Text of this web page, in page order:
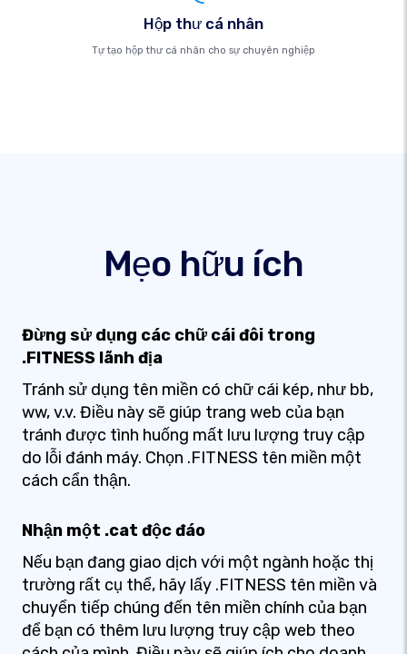
Hộp thư cá nhân
Tự tạo hộp thư cá nhân cho sự chuyên nghiệp
Mẹo hữu ích
Đừng sử dụng các chữ cái đôi trong
.FITNESS lãnh địa
Tránh sử dụng tên miền có chữ cái kép, như bb,
ww, v.v. Điều này sẽ giúp trang web của bạn
tránh được tình huống mất lưu lượng truy cập
do lỗi đánh máy. Chọn .FITNESS tên miền một
cách cẩn thận.
Nhận một .cat độc đáo
Nếu bạn đang giao dịch với một ngành hoặc thị
trường rất cụ thể, hãy lấy .FITNESS tên miền và
chuyển tiếp chúng đến tên miền chính của bạn
để bạn có thêm lưu lượng truy cập web theo